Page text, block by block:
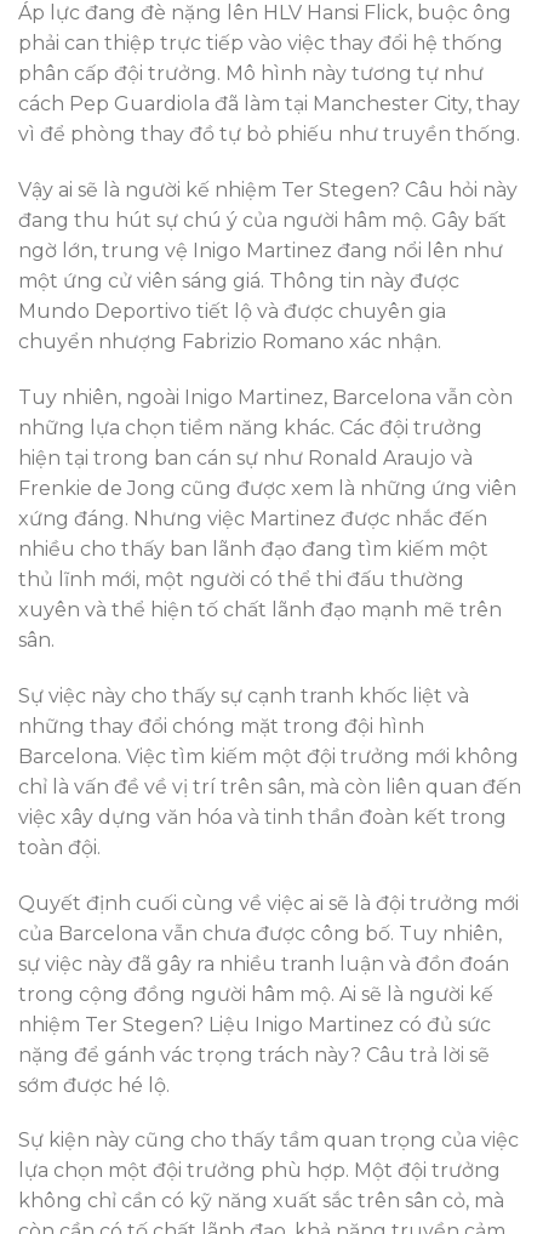
Áp lực đang đè nặng lên HLV Hansi Flick, buộc ông
phải can thiệp trực tiếp vào việc thay đổi hệ thống
phân cấp đội trưởng. Mô hình này tương tự như
cách Pep Guardiola đã làm tại Manchester City, thay
vì để phòng thay đồ tự bỏ phiếu như truyền thống.
Vậy ai sẽ là người kế nhiệm Ter Stegen? Câu hỏi này
đang thu hút sự chú ý của người hâm mộ. Gây bất
ngờ lớn, trung vệ Inigo Martinez đang nổi lên như
một ứng cử viên sáng giá. Thông tin này được
Mundo Deportivo tiết lộ và được chuyên gia
chuyển nhượng Fabrizio Romano xác nhận.
Tuy nhiên, ngoài Inigo Martinez, Barcelona vẫn còn
những lựa chọn tiềm năng khác. Các đội trưởng
hiện tại trong ban cán sự như Ronald Araujo và
Frenkie de Jong cũng được xem là những ứng viên
xứng đáng. Nhưng việc Martinez được nhắc đến
nhiều cho thấy ban lãnh đạo đang tìm kiếm một
thủ lĩnh mới, một người có thể thi đấu thường
xuyên và thể hiện tố chất lãnh đạo mạnh mẽ trên
sân.
Sự việc này cho thấy sự cạnh tranh khốc liệt và
những thay đổi chóng mặt trong đội hình
Barcelona. Việc tìm kiếm một đội trưởng mới không
chỉ là vấn đề về vị trí trên sân, mà còn liên quan đến
việc xây dựng văn hóa và tinh thần đoàn kết trong
toàn đội.
Quyết định cuối cùng về việc ai sẽ là đội trưởng mới
của Barcelona vẫn chưa được công bố. Tuy nhiên,
sự việc này đã gây ra nhiều tranh luận và đồn đoán
trong cộng đồng người hâm mộ. Ai sẽ là người kế
nhiệm Ter Stegen? Liệu Inigo Martinez có đủ sức
nặng để gánh vác trọng trách này? Câu trả lời sẽ
sớm được hé lộ.
Sự kiện này cũng cho thấy tầm quan trọng của việc
lựa chọn một đội trưởng phù hợp. Một đội trưởng
không chỉ cần có kỹ năng xuất sắc trên sân cỏ, mà